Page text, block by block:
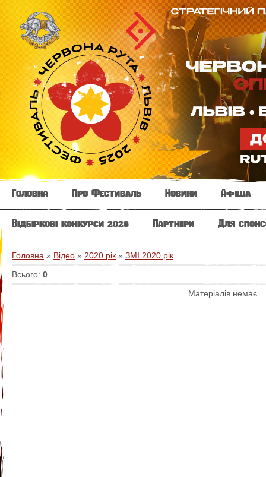
Головна Про Фестиваль Новини Афіша
Відбіркові конкурси 2026 Партнери Для
Головна » Відео » 2020 рік » ЗМІ 2020 рік
Всього: 0
Матеріалів немає